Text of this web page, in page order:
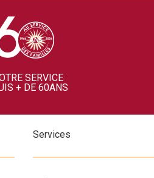
SERVICE
+ DE 60ANS
Services